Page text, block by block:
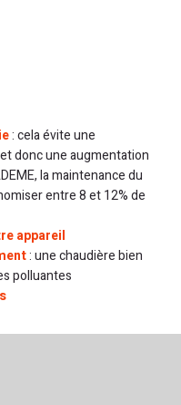
: cela évite une
donc une augmentation
la maintenance du
entre 8 et 12% de
appareil
: une chaudière bien
polluantes